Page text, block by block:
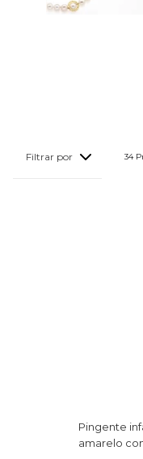
34
Pingente
amarelo